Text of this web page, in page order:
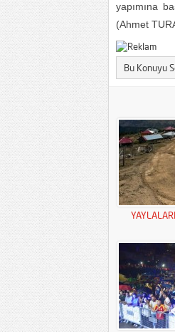
yapımına
(Ahmet
Bu Konuyu